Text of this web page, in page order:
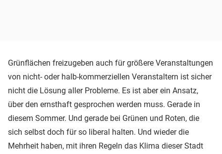
Grünflächen freizugeben auch für größere Veranstaltungen
von nicht- oder halb-kommerziellen Veranstaltern ist sicher
nicht die Lösung aller Probleme. Es ist aber ein Ansatz,
über den ernsthaft gesprochen werden muss. Gerade in
diesem Sommer. Und gerade bei Grünen und Roten, die
sich selbst doch für so liberal halten. Und wieder die
Mehrheit haben, mit ihren Regeln das Klima dieser Stadt